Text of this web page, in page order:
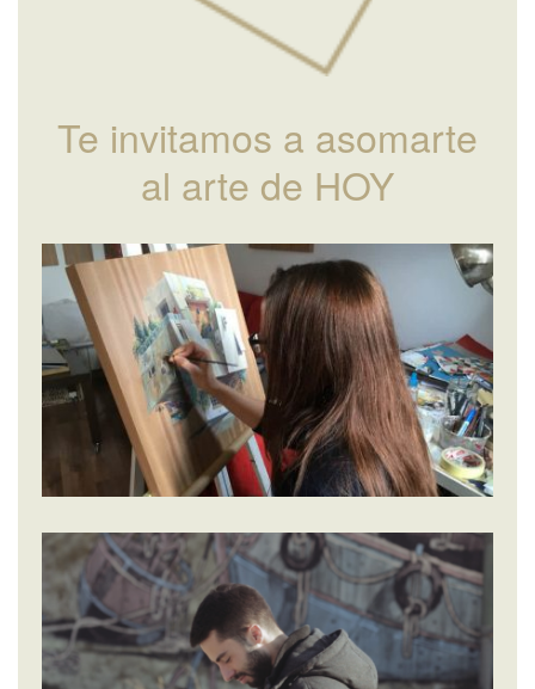
Te invitamos a asomarte
al arte de HOY